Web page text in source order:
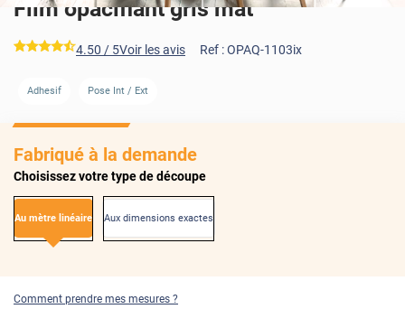
Film opacifiant gris mat
*****
4.50 / 5Voir les avis Ref :OPAQ-1103ix
Adhesif Pose Int / Ext
Fabriqué à la demande
Choisissez votre type de découpe
Au mètre linéaire Aux dimensions exactes
Comment prendre mes mesures ?